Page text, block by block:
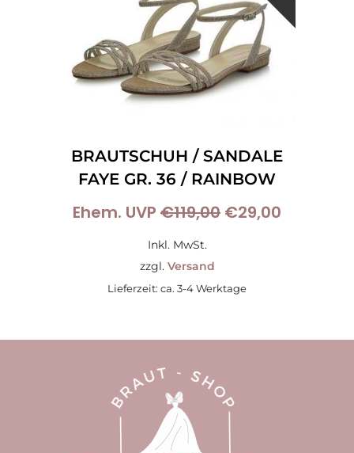
BRAUTSCHUH / SANDALE
FAYE GR. 36 / RAINBOW
Ehem. UVP €119,00 Ursprünglicher
€119,00
€29,00
Inkl. MwSt.
zzgl. Versand
Lieferzeit: ca. 3-4 Werktage